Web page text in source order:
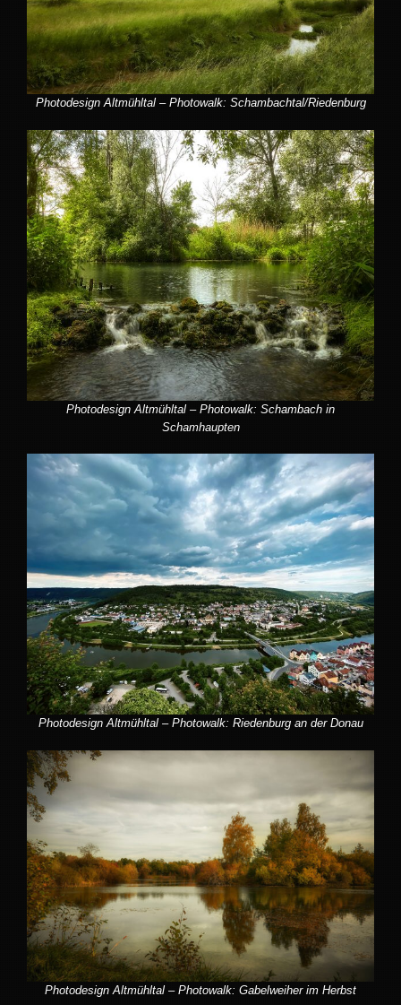
Photodesign Altmühltal – Photowalk: Schambachtal/Riedenburg
Photodesign Altmühltal – Photowalk: Schambach in
Schamhaupten
Photodesign Altmühltal – Photowalk: Riedenburg an der Donau
Photodesign Altmühltal – Photowalk: Gabelweiher im Herbst